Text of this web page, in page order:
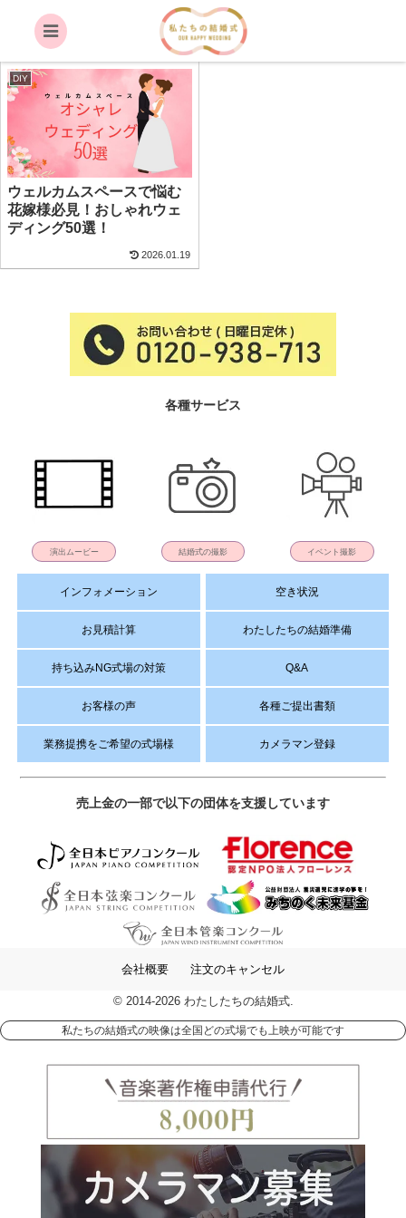
インテリア
DIY
ウェルカムスペースで悩む
花嫁様必見！おしゃれウェ
ディング50選！
2026.01.19
各種サービス
演出ムービー 結婚式の撮影 イベント撮影
インフォメーション 空き状況
お見積計算 わたしたちの結婚準備
持ち込みNG式場の対策 Q&A
お客様の声 各種ご提出書類
業務提携をご希望の式場様 カメラマン登録
売上金の一部で以下の団体を支援しています
会社概要 注文のキャンセル
© 2014-2026 わたしたちの結婚式.
私たちの結婚式の映像は全国どの式場でも上映が可能です